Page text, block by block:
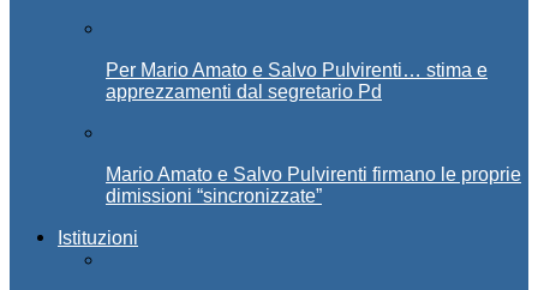
Per Mario Amato e Salvo Pulvirenti… stima e
apprezzamenti dal segretario Pd
Mario Amato e Salvo Pulvirenti firmano le proprie
dimissioni “sincronizzate”
Istituzioni